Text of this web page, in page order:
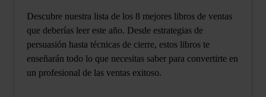
Descubre nuestra lista de los 8 mejores libros de ventas
que deberías leer este año. Desde estrategias de
persuasión hasta técnicas de cierre, estos libros te
enseñarán todo lo que necesitas saber para convertirte en
un profesional de las ventas exitoso.